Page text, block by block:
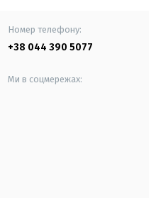
Номер телефону:
+38 044 390 5077
Ми в соцмережах: